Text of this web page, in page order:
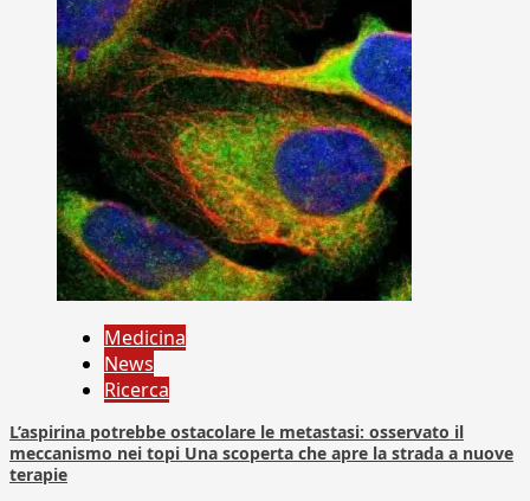
Medicina
News
Ricerca
L’aspirina potrebbe ostacolare le metastasi: osservato il
meccanismo nei topi Una scoperta che apre la strada a nuove
terapie